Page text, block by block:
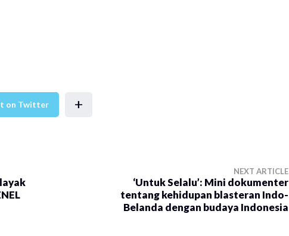
on Twitter +
NEXT ARTICLE
‘Untuk Selalu’: Mini dokumenter
tentang kehidupan blasteran Indo-
Belanda dengan budaya Indonesia